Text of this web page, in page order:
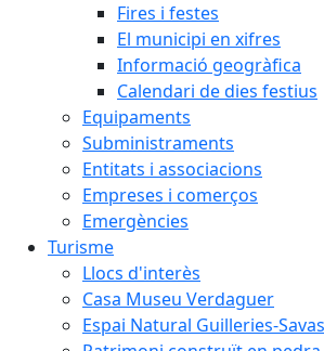
Fires i festes
El municipi en xifres
Informació geogràfica
Calendari de dies festius
Equipaments
Subministraments
Entitats i associacions
Empreses i comerços
Emergències
Turisme
Llocs d'interès
Casa Museu Verdaguer
Espai Natural Guilleries-